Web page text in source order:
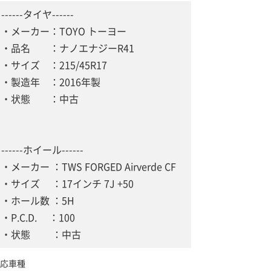
------タイヤ------
・メーカー：TOYO トーヨー
・品名 ：ナノエナジーR41
・サイズ ：215/45R17
・製造年 ：2016年製
・状態 ：中古
------ホイール------
・メーカー ：TWS FORGED Airverde CF
・サイズ ：17インチ 7J +50
・ホール数 ：5H
・P.C.D. ：100
・状態 ：中古
車種